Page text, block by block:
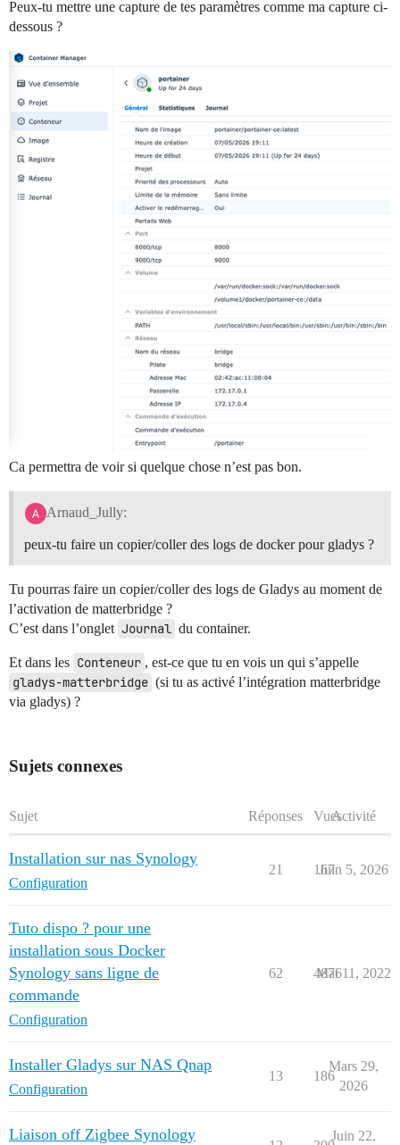
Peux-tu mettre une capture de tes paramètres comme ma capture ci-
dessous ?
Ca permettra de voir si quelque chose n’est pas bon.
Arnaud_Jully:
peux-tu faire un copier/coller des logs de docker pour gladys ?
Tu pourras faire un copier/coller des logs de Gladys au moment de
l’activation de matterbridge ?
C’est dans l’onglet Journal du container.
Et dans les Conteneur , est-ce que tu en vois un qui s’appelle
gladys-matterbridge (si tu as activé l’intégration matterbridge
via gladys) ?
Sujets connexes
Sujet Réponses VuesActivité
Installation sur nas Synology
Configuration
21 167
Juin 5, 2026
Tuto dispo ? pour une
installation sous Docker
Synology sans ligne de
commande
Configuration
62 4876
Mai 11, 2022
Installer Gladys sur NAS Qnap
Configuration
13 186
Mars 29,
2026
Liaison off Zigbee Synology Juin 22,